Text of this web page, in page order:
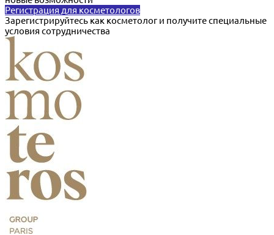
Регистрация для косметологов
Зарегистрируйтесь как косметолог и получите специальные
условия сотрудничества